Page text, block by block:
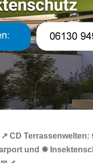
CD
und ✹